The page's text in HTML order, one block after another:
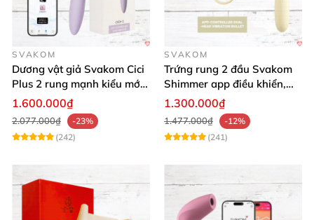
SVAKOM
Dương vật giả Svakom Cici
Plus 2 rung mạnh kiểu mới
điều khiển qua App kích
1.600.000₫
2.077.000₫
-23%
(242)
SVAKOM
Trứng rung 2 đầu Svakom
Shimmer app điều khiển,
siêu kích thích
1.300.000₫
1.477.000₫
-12%
(241)